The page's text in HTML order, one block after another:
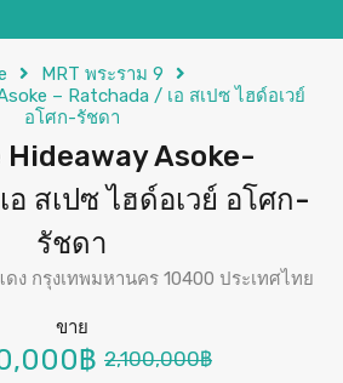
MRT พระราม 9
– Ratchada / เอ สเปซ ไฮด์อเวย์
อโศก-รัชดา
Hideaway Asoke-
สเปซ ไฮด์อเวย์ อโศก-
รัชดา
ง กรุงเทพมหานคร 10400 ประเทศไทย
ขาย
฿ 2,100,000฿